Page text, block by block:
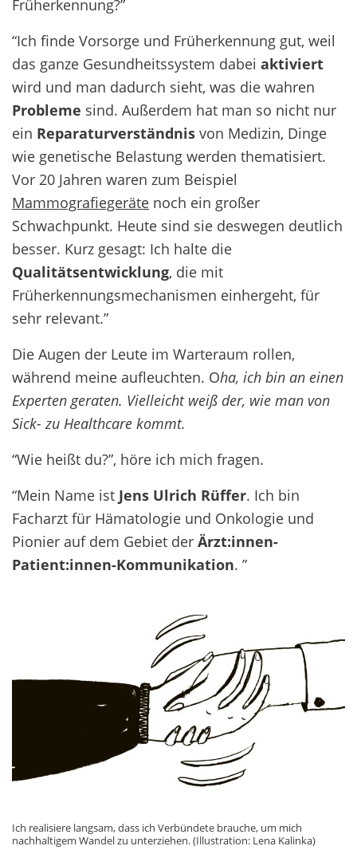
Früherkennung?”
“Ich finde Vorsorge und Früherkennung gut, weil
das ganze Gesundheitssystem dabei aktiviert
wird und man dadurch sieht, was die wahren
Probleme sind. Außerdem hat man so nicht nur
ein Reparaturverständnis von Medizin, Dinge
wie genetische Belastung werden thematisiert.
Vor 20 Jahren waren zum Beispiel
Mammografiegeräte noch ein großer
Schwachpunkt. Heute sind sie deswegen deutlich
besser. Kurz gesagt: Ich halte die
Qualitätsentwicklung, die mit
Früherkennungsmechanismen einhergeht, für
sehr relevant.”
Die Augen der Leute im Warteraum rollen,
während meine aufleuchten. Oha, ich bin an einen
Experten geraten. Vielleicht weiß der, wie man von
Sick- zu Healthcare kommt.
“Wie heißt du?”, höre ich mich fragen.
“Mein Name ist Jens Ulrich Rüffer. Ich bin
Facharzt für Hämatologie und Onkologie und
Pionier auf dem Gebiet der Ärzt:innen-
Patient:innen-Kommunikation. ”
Ich realisiere langsam, dass ich Verbündete brauche, um mich
nachhaltigem Wandel zu unterziehen. (Illustration: Lena Kalinka)